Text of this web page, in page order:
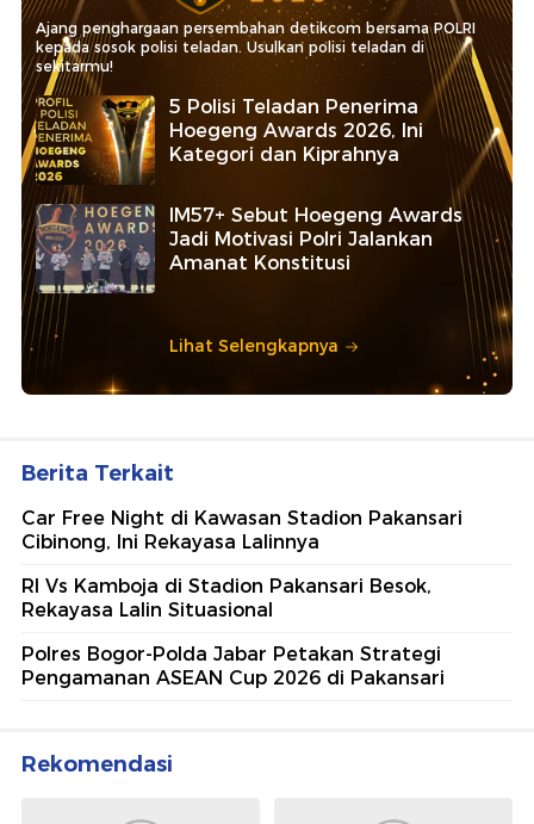
Ajang penghargaan persembahan detikcom bersama POLRI
kepada sosok polisi teladan. Usulkan polisi teladan di
sekitarmu!
5 Polisi Teladan Penerima
Hoegeng Awards 2026, Ini
Kategori dan Kiprahnya
IM57+ Sebut Hoegeng Awards
Jadi Motivasi Polri Jalankan
Amanat Konstitusi
Lihat Selengkapnya
Berita Terkait
Car Free Night di Kawasan Stadion Pakansari
Cibinong, Ini Rekayasa Lalinnya
RI Vs Kamboja di Stadion Pakansari Besok,
Rekayasa Lalin Situasional
Polres Bogor-Polda Jabar Petakan Strategi
Pengamanan ASEAN Cup 2026 di Pakansari
Rekomendasi